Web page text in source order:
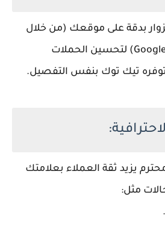
بدقة على موقعك (من خلال
أدوات مثل Google Analytics) لتحسين الحملات
توفره تيك توك بنفس التفصيل.
يزيد ثقة العملاء بعلامتك
مثل: